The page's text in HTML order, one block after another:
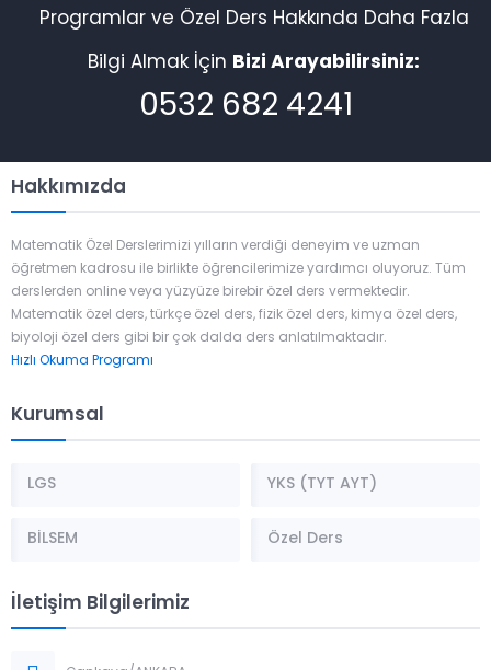
Programlar ve Özel Ders Hakkında Daha Fazla
Bilgi Almak İçin Bizi Arayabilirsiniz:
0532 682 4241
Hakkımızda
Matematik Özel Derslerimizi yılların verdiği deneyim ve uzman
öğretmen kadrosu ile birlikte öğrencilerimize yardımcı oluyoruz. Tüm
derslerden online veya yüzyüze birebir özel ders vermektedir.
Matematik özel ders, türkçe özel ders, fizik özel ders, kimya özel ders,
biyoloji özel ders gibi bir çok dalda ders anlatılmaktadır.
Hızlı Okuma Programı
Kurumsal
LGS YKS (TYT AYT)
BİLSEM Özel Ders
İletişim Bilgilerimiz